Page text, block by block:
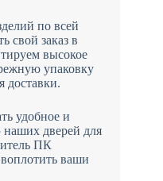
по всей
свой заказ в
высокое
упаковку
доставки.
удобное и
дверей для
ПК
ваши